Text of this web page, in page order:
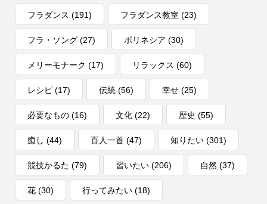
フラダンス (191) フラダンス教室 (23)
フラ・ソング(27) ポリネシア (30)
メリーモナーク (17) リラックス (60)
レシピ(17) 伝統(56) 幸せ(25)
必要なもの(16) 文化(22) 歴史 (55)
癒し (44) 百人一首(47) 知りたい(301)
競技かるた (79) 習いたい(206) 自然 (37)
花(30) 行ってみたい(18)